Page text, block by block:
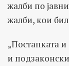
жалби по
жалби, кои
„Постапката и
и